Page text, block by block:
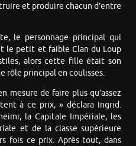
et produire chacun d’entre
le personnage principal qui
le petit et faible Clan du Loup
alors cette fille était son
rôle principal en coulisses.
mesure de faire plus qu’assez
à ce prix, » déclara Ingrid.
la Capitale Impériale, les
et de la classe supérieure
fois ce prix. Après tout, dans